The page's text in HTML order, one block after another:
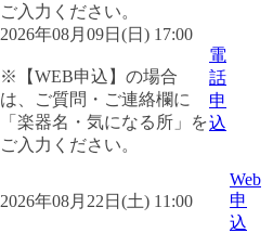
ご入力ください。
2026年08月09日(日) 17:00
※【WEB申込】の場合
は、ご質問・ご連絡欄に
「楽器名・気になる所」を
ご入力ください。
電
話
申
込
2026年08月22日(土) 11:00
Web
申
込